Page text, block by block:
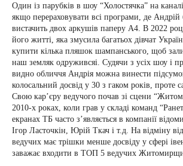
Один із парубків в шоу “Холостячка” на
якщо перераховувати всі програми, де Андрій
вистачить двох аркушів паперу А4. В 2022
його житті, яка змусила багатьох дівчат
купити кілька пляшок шампанського, щоб
наш земляк одруживсяі. Судячи з усіх шоу і
видно обличчя Андрія можна винести
колосальний досвід у 30 з гаком років, проте
Свою кар’єру ведучого почав зі сцени
2010-х роках, коли грав у складі команд
екранах ТБ часто з’являється в компанії
Ігор Ласточкін, Юрій Ткач і т.д. На відміну
ведучих має трішки менше досвіду у сфері
заважає входити в ТОП 5 ведучих